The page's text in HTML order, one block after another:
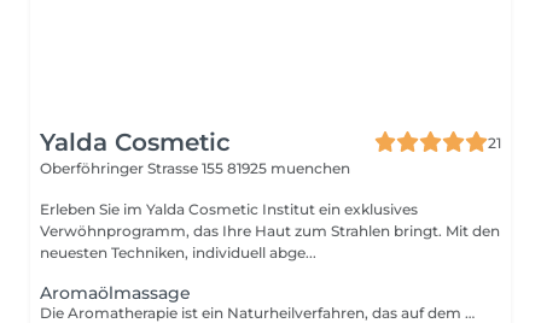
Yalda Cosmetic
21
Oberföhringer Strasse 155 81925 muenchen
Erleben Sie im Yalda Cosmetic Institut ein exklusives
Verwöhnprogramm, das Ihre Haut zum Strahlen bringt. Mit den
neuesten Techniken, individuell abge...
Aromaölmassage
Die Aromatherapie ist ein Naturheilverfahren, das auf dem Einsatz von sogenannten ätherischen Ölen, basiert. Es wird bei verschiedensten Krankheiten und Beschwerden eingesetzt um Gesundheitliche Probleme zu bekämpfen.